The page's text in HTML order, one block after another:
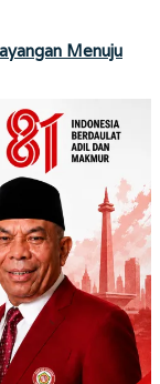
Menuju